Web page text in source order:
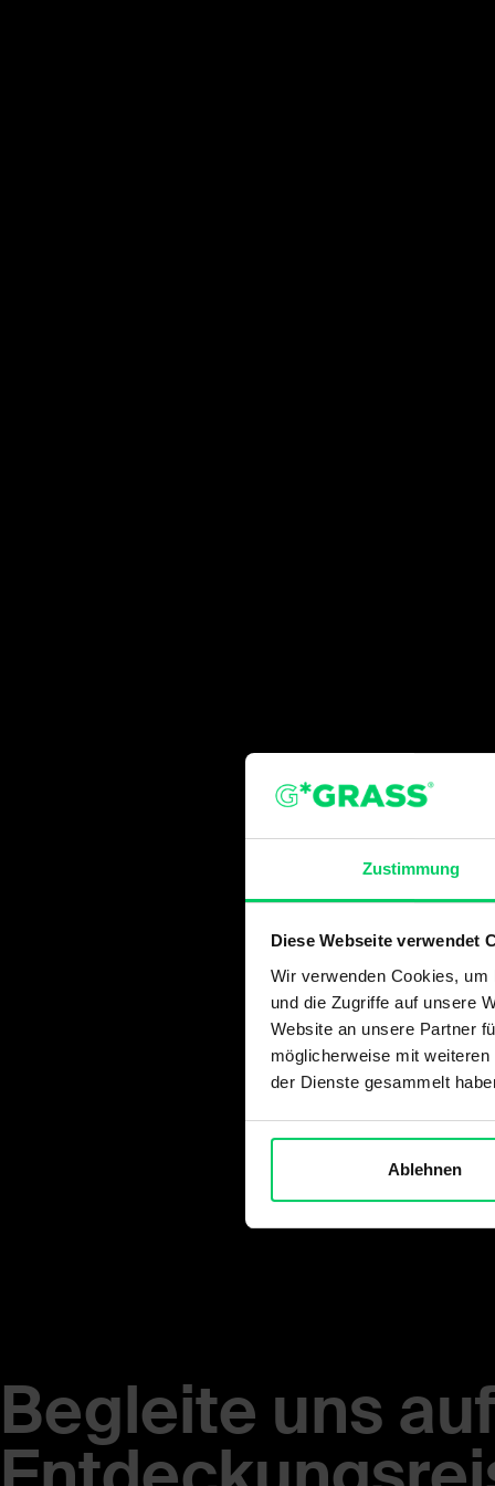
Zustimmung
Diese Webseite verwendet
Wir verwenden Cookies,
und die Zugriffe auf unsere
Website an unsere Partner
möglicherweise mit
der Dienste gesammelt
Ablehnen
Begleite uns